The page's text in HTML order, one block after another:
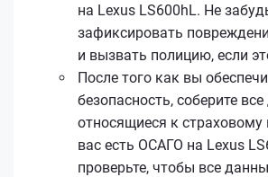
на Lexus LS600hL. Не
зафиксировать
и вызвать полицию, если
После того как вы
безопасность, соберите
относящиеся к страховому
вас есть ОСАГО на Lexus
проверьте, чтобы все